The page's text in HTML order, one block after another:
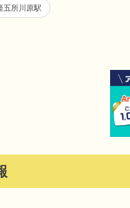
五所川原駅